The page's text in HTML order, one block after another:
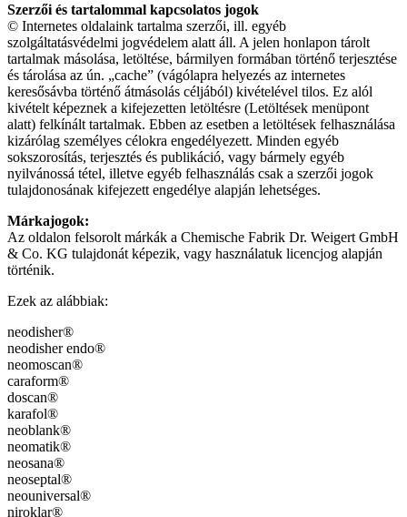
Szerzői és tartalommal kapcsolatos jogok
© Internetes oldalaink tartalma szerzői, ill. egyéb
szolgáltatásvédelmi jogvédelem alatt áll. A jelen honlapon tárolt
tartalmak másolása, letöltése, bármilyen formában történő terjesztése
és tárolása az ún. „cache” (vágólapra helyezés az internetes
keresősávba történő átmásolás céljából) kivételével tilos. Ez alól
kivételt képeznek a kifejezetten letöltésre (Letöltések menüpont
alatt) felkínált tartalmak. Ebben az esetben a letöltések felhasználása
kizárólag személyes célokra engedélyezett. Minden egyéb
sokszorosítás, terjesztés és publikáció, vagy bármely egyéb
nyilvánossá tétel, illetve egyéb felhasználás csak a szerzői jogok
tulajdonosának kifejezett engedélye alapján lehetséges.
Márkajogok:
Az oldalon felsorolt márkák a Chemische Fabrik Dr. Weigert GmbH
& Co. KG tulajdonát képezik, vagy használatuk licencjog alapján
történik.
Ezek az alábbiak:
neodisher®
neodisher endo®
neomoscan®
caraform®
doscan®
karafol®
neoblank®
neomatik®
neosana®
neoseptal®
neouniversal®
niroklar®